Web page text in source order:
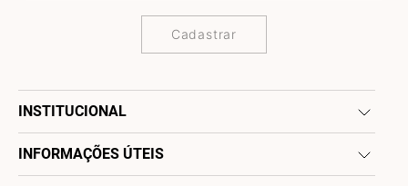
Cadastrar
INSTITUCIONAL
INFORMAÇÕES ÚTEIS